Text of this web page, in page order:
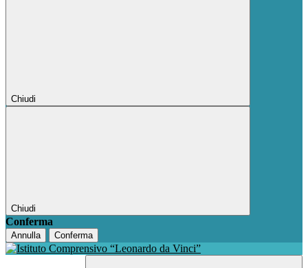
Chiudi
Chiudi
Conferma
Annulla Conferma